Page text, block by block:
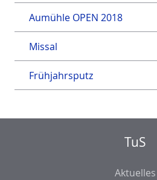
Aumühle OPEN 2018
Missal
Frühjahrsputz
TuS
Aktuelles